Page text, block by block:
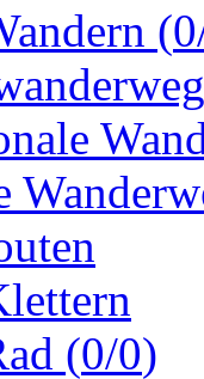
(0
(0/0)